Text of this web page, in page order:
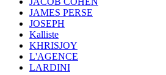
JAMES PERSE
JOSEPH
Kalliste
KHRISJOY
L'AGENCE
LARDINI